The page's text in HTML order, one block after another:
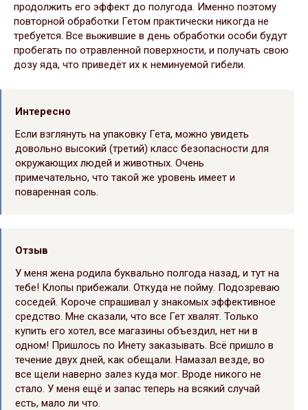
продолжить его эффект до полугода. Именно поэтому
повторной обработки Гетом практически никогда не
требуется. Все выжившие в день обработки особи будут
пробегать по отравленной поверхности, и получать свою
дозу яда, что приведёт их к неминуемой гибели.
Интересно
Если взглянуть на упаковку Гета, можно увидеть
довольно высокий (третий) класс безопасности для
окружающих людей и животных. Очень
примечательно, что такой же уровень имеет и
поваренная соль.
Отзыв
У меня жена родила буквально полгода назад, и тут на
тебе! Клопы прибежали. Откуда не пойму. Подозреваю
соседей. Короче спрашивал у знакомых эффективное
средство. Мне сказали, что все Гет хвалят. Только
купить его хотел, все магазины объездил, нет ни в
одном! Пришлось по Инету заказывать. Всё пришло в
течение двух дней, как обещали. Намазал везде, во
все щели наверно залез куда мог. Вроде никого не
стало. У меня ещё и запас теперь на всякий случай
есть, мало ли что.